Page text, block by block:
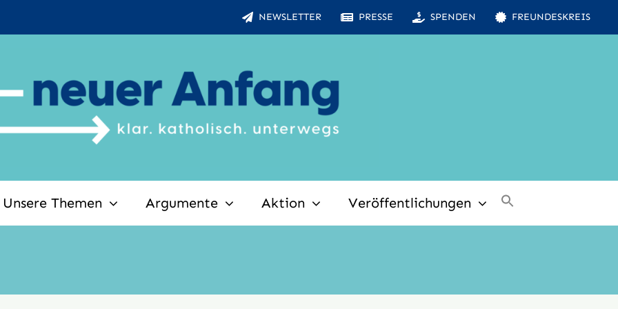
NEWSLETTER PRESSE SPENDEN FREUNDESKREIS
Unsere Themen Argumente Aktion Veröffentlichungen